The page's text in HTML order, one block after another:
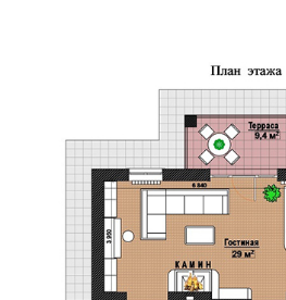
Заявка на расчёт стоимости
ВИДЕООБЗОР
ПРОЕКТА
«ТЕРЕМ»